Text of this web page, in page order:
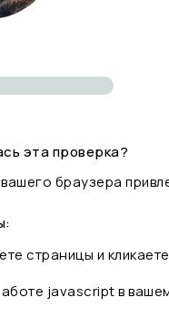
эта проверка?
браузера
страницы и
javascript в